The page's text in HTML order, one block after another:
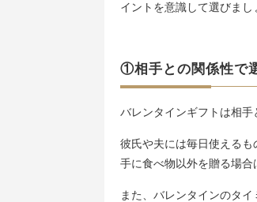
イントを意識して選びまし
①相手との関係性で
バレンタインギフトは相手
彼氏や夫には毎日使える
手に食べ物以外を贈る場合
また、バレンタインのタ